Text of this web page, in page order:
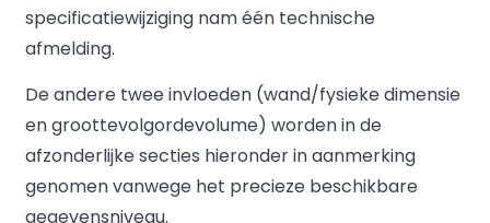
specificatiewijziging nam één technische
afmelding.
De andere twee invloeden (wand/fysieke dimensie
en groottevolgordevolume) worden in de
afzonderlijke secties hieronder in aanmerking
genomen vanwege het precieze beschikbare
gegevensniveau.